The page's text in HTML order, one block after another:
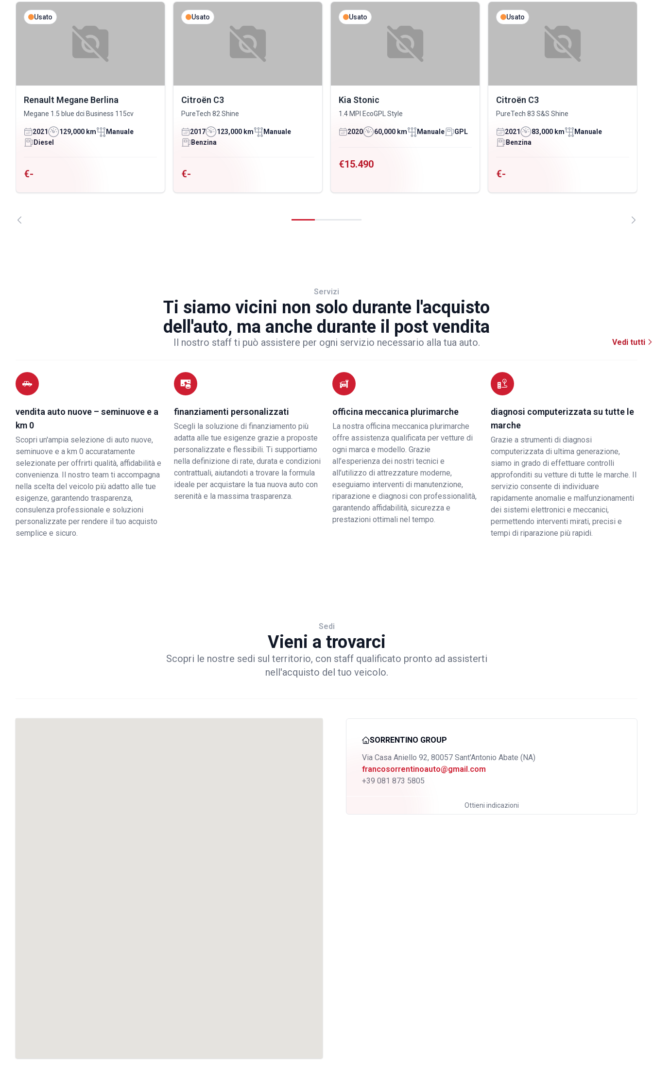
Usato
Renault Megane Berlina
Megane 1.5 blue dci Business 115cv
2021 129,000 km
Manuale
Diesel
€-
Usato
Citroën C3
PureTech 82 Shine
2017 123,000 km
Manuale
Benzina
€-
Usato
Kia Stonic
1.4 MPI EcoGPL Style
2020 60,000 km Manuale GPL
€15.490
Usato
Citroën C3
PureTech 83 S&S Shine
2021 83,000 km
Manuale
Benzina
€-
Servizi
Ti siamo vicini non solo durante l'acquisto
dell'auto, ma anche durante il post vendita
Il nostro staff ti può assistere per ogni servizio necessario alla tua auto. Vedi tutti
vendita auto nuove – seminuove e a
km 0
Scopri un'ampia selezione di auto nuove,
seminuove e a km 0 accuratamente
selezionate per offrirti qualità, affidabilità e
convenienza. Il nostro team ti accompagna
nella scelta del veicolo più adatto alle tue
esigenze, garantendo trasparenza,
consulenza professionale e soluzioni
personalizzate per rendere il tuo acquisto
semplice e sicuro.
finanziamenti personalizzati
Scegli la soluzione di finanziamento più
adatta alle tue esigenze grazie a proposte
personalizzate e flessibili. Ti supportiamo
nella definizione di rate, durata e condizioni
contrattuali, aiutandoti a trovare la formula
ideale per acquistare la tua nuova auto con
serenità e la massima trasparenza.
officina meccanica plurimarche
La nostra officina meccanica plurimarche
offre assistenza qualificata per vetture di
ogni marca e modello. Grazie
all’esperienza dei nostri tecnici e
all’utilizzo di attrezzature moderne,
eseguiamo interventi di manutenzione,
riparazione e diagnosi con professionalità,
garantendo affidabilità, sicurezza e
prestazioni ottimali nel tempo.
diagnosi computerizzata su tutte le
marche
Grazie a strumenti di diagnosi
computerizzata di ultima generazione,
siamo in grado di effettuare controlli
approfonditi su vetture di tutte le marche. Il
servizio consente di individuare
rapidamente anomalie e malfunzionamenti
dei sistemi elettronici e meccanici,
permettendo interventi mirati, precisi e
tempi di riparazione più rapidi.
Sedi
Vieni a trovarci
Scopri le nostre sedi sul territorio, con staff qualificato pronto ad assisterti
nell'acquisto del tuo veicolo.
SORRENTINO GROUP
Via Casa Aniello 92, 80057 Sant'Antonio Abate (NA)
francosorrentinoauto@gmail.com
+39 081 873 5805
Ottieni indicazioni